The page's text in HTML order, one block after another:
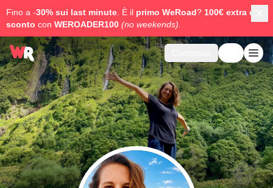
Fino a -30% sui last minute . È il primo WeRoad? 100€ extra di
sconto con WEROADER100 (no weekends).